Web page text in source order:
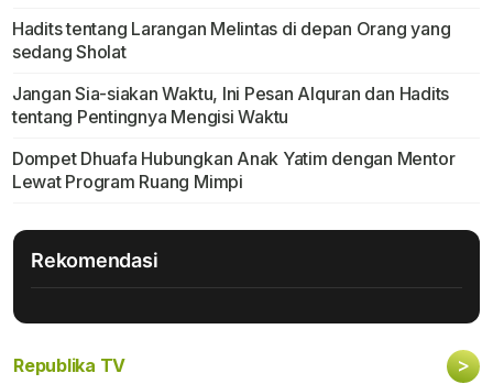
Hadits tentang Larangan Melintas di depan Orang yang
sedang Sholat
Jangan Sia-siakan Waktu, Ini Pesan Alquran dan Hadits
tentang Pentingnya Mengisi Waktu
Dompet Dhuafa Hubungkan Anak Yatim dengan Mentor
Lewat Program Ruang Mimpi
Rekomendasi
Republika TV >